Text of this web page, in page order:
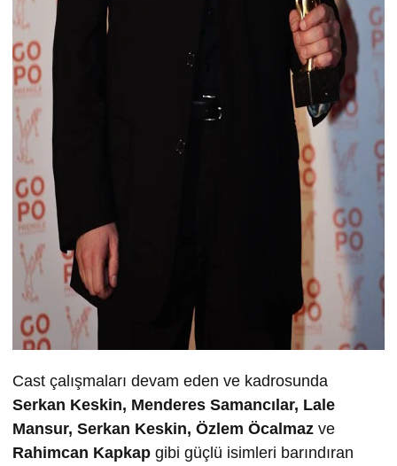
Cast çalışmaları devam eden ve kadrosunda
Serkan Keskin, Menderes Samancılar, Lale
Mansur, Serkan Keskin, Özlem Öcalmaz ve
Rahimcan Kapkap gibi güçlü isimleri barındıran